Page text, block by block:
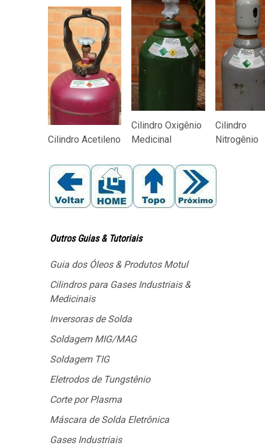
Cilindro Acetileno
Cilindro Oxigênio
Medicinal
Cilindro
Nitrogênio
Outros Guias & Tutoriais
Guia dos Óleos & Produtos Motul
Cilindros para Gases Industriais &
Medicinais
Inversoras de Solda
Soldagem MIG/MAG
Soldagem TIG
Eletrodos de Tungstênio
Corte por Plasma
Máscara de Solda Eletrônica
Gases Industriais